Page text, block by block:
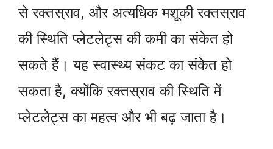
से रक्तस्राव, और अत्यधिक मशूकी रक्तस्राव
की स्थिति प्लेटलेट्स की कमी का संकेत हो
सकते हैं। यह स्वास्थ्य संकट का संकेत हो
सकता है, क्योंकि रक्तस्राव की स्थिति में
प्लेटलेट्स का महत्व और भी बढ़ जाता है।